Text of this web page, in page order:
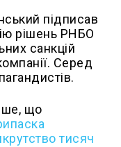
підписав
рішень РНБО
санкцій
Серед
що
тисяч